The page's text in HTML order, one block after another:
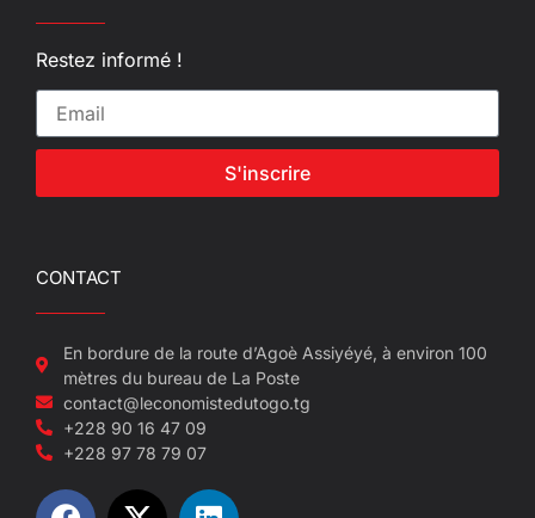
Restez informé !
S'inscrire
CONTACT
En bordure de la route d’Agoè Assiyéyé, à environ 100
mètres du bureau de La Poste
contact@leconomistedutogo.tg
+228 90 16 47 09
+228 97 78 79 07